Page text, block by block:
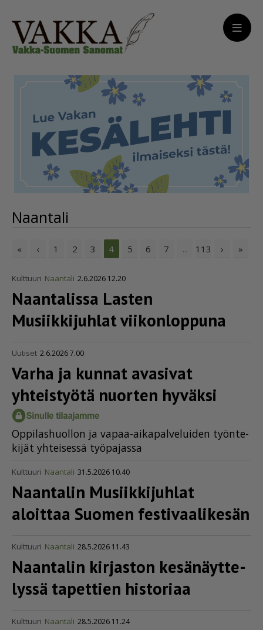
Naantali
« ‹ 1 2 3 4 5 6 7 ... 113 › »
Kulttuuri Naantali 2.6.2026 12.20
Naantalissa Lasten
Musiikkijuhlat viikonloppuna
Uutiset 2.6.2026 7.00
Varha ja kunnat avasivat
yhteistyötä nuorten hyväksi
Op­pi­las­huol­lon ja va­paa-ai­ka­pal­ve­lui­den työn­te­
ki­jät yh­tei­ses­sä työ­pa­jas­sa
Kulttuuri Naantali 31.5.2026 10.40
Naantalin Musiikkijuhlat
aloittaa Suomen festi­vaa­li­kesän
Kulttuuri Naantali 28.5.2026 11.43
Naantalin kirjaston kesänäyt­te­
lyssä tapettien historiaa
Kulttuuri Naantali 28.5.2026 11.24